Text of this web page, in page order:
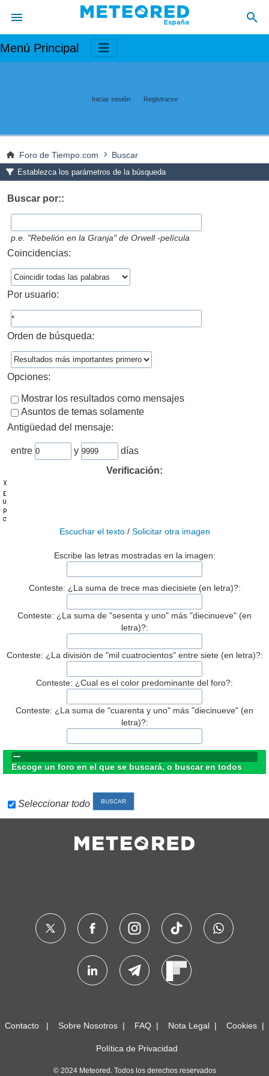
Menú Principal
Iniciar sesión Registrarse
Foro de Tiempo.com Buscar
Establezca los parámetros de la búsqueda
Buscar por::
p.e. "Rebelión en la Granja" de Orwell -película
Coincidencias:
Por usuario:
Orden de búsqueda:
Opciones:
Mostrar los resultados como mensajes
Asuntos de temas solamente
Antigüedad del mensaje:
entre y
días
Verificación:
Escuchar el texto/ Solicitar otra imagen
Escribe las letras mostradas en la imagen:
Conteste: ¿La suma de trece mas diecisiete (en letra)?:
Conteste: ¿La suma de "sesenta y uno" más "diecinueve" (en
letra)?:
Conteste: ¿La división de "mil cuatrocientos" entre siete (en letra)?:
Conteste: ¿Cual es el color predominante del foro?:
Conteste: ¿La suma de "cuarenta y uno" más "diecinueve" (en
letra)?:
Escoge un foro en el que se buscará, o buscar en todos
Seleccionar todo
Contacto Sobre Nosotros FAQ Nota Legal Cookies
Política de Privacidad
© 2024 Meteored. Todos los derechos reservados